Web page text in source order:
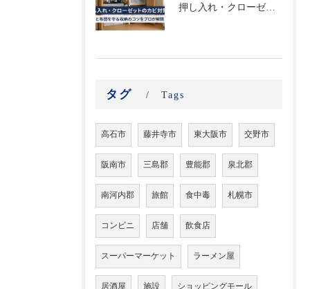
押し入れ・クローゼットのカビ対策｜衣類と布団を守る収納のコツをプロが解説
タグ Tags
高石市 藤井寺市 東大阪市 交野市
阪南市 三島郡 豊能郡 泉北郡
南河内郡 旅館 食中毒 札幌市
コンビニ 店舗 飲食店
スーパーマーケット ラーメン屋
居酒屋 施設 ショッピングモール